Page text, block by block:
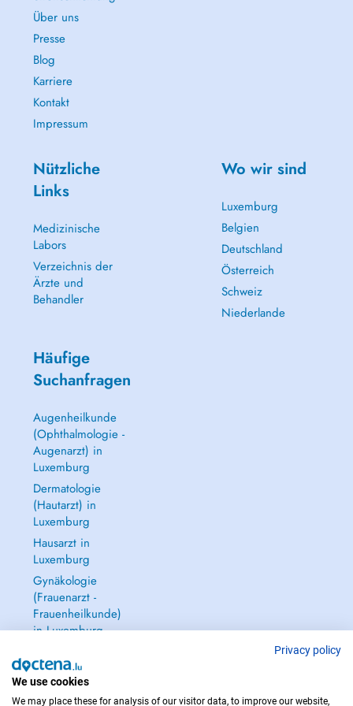
professionals.
Treatments:
- Check-Up Appointment
- Emergency (Broken Tooth, Pain, Abcess)
- Dental Scaling (Cleaning)
- Dental Filling (Cavity)
- Dental Extraction
- Bruxism Treatment
- Prosthetic rehabilitation
- Aesthetic Evaluation (Veneers or Crowns)
Über uns
Presse
Blog
Karriere
Kontakt
Impressum
Nützliche
Links
Medizinische
Labors
Verzeichnis der
Ärzte und
Behandler
Wo wir sind
Luxemburg
Belgien
Deutschland
Österreich
Schweiz
Niederlande
Häufige
Suchanfragen
Augenheilkunde
(Ophthalmologie -
Augenarzt) in
Luxemburg
Dermatologie
(Hautarzt) in
Luxemburg
Hausarzt in
Luxemburg
Gynäkologie
(Frauenarzt -
Frauenheilkunde)
in Luxemburg
Privacy policy
We use cookies
We may place these for analysis of our visitor data, to improve our website,